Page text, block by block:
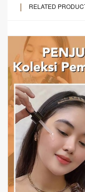
RELATED